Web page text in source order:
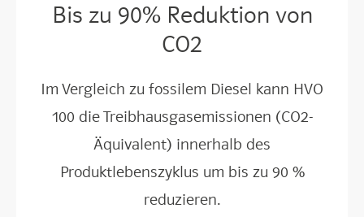
Bis zu 90% Reduktion von
CO2
Im Vergleich zu fossilem Diesel kann HVO
100 die Treibhausgasemissionen (CO2-
Äquivalent) innerhalb des
Produktlebenszyklus um bis zu 90 %
reduzieren.